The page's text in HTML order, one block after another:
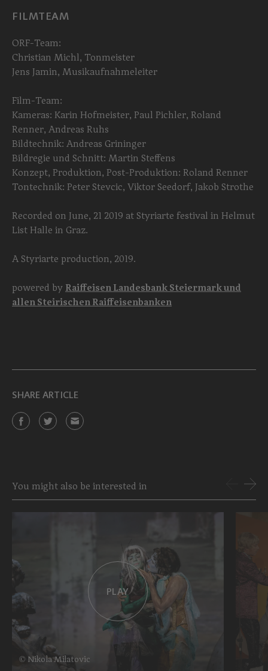
FILMTEAM
ORF-Team:
Christian Michl, Tonmeister
Jens Jamin, Musikaufnahmeleiter
Film-Team:
Kameras: Karin Hofmeister, Paul Pichler, Roland
Renner, Andreas Ruhs
Bildtechnik: Andreas Grininger
Bildregie und Schnitt: Martin Steffens
Konzept, Produktion, Post-Produktion: Roland Renner
Tontechnik: Peter Stevcic, Viktor Seedorf, Jakob Strothe
Recorded on June, 21 2019 at Styriarte festival in Helmut
List Halle in Graz.
A Styriarte production, 2019.
powered by Raiffeisen Landesbank Steiermark und
allen Steirischen Raiffeisenbanken
SHARE ARTICLE
You might also be interested in
PLAY
© Nikola Milatovic